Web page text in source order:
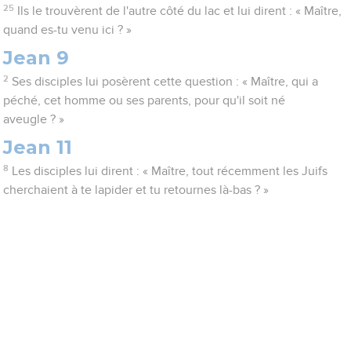
25
Ils le trouvèrent de l'autre côté du lac et lui dirent : « Maître,
quand es-tu venu ici ? »
Jean 9
2 Ses disciples lui posèrent cette question : « Maître, qui a
péché, cet homme ou ses parents, pour qu'il soit né
aveugle ? »
Jean 11
8
Les disciples lui dirent : « Maître, tout récemment les Juifs
cherchaient à te lapider et tu retournes là-bas ? »